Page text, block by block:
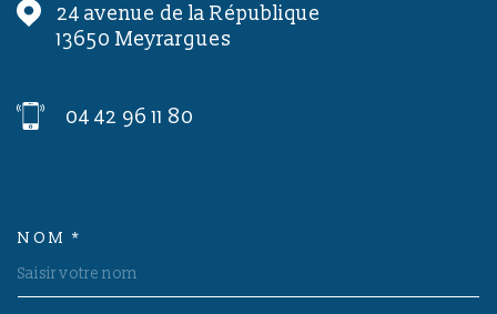
24 avenue de la République
13650
Meyrargues
04 42 96 11 80
NOM *